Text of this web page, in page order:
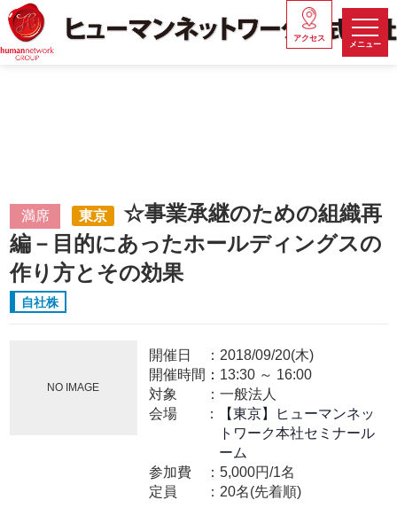
メニュー
アクセス
満席 東京
☆事業承継のための組織再
編－目的にあったホールディングスの
作り方とその効果
自社株
NO IMAGE
開催日
2018/09/20(木)
開催時間： 13:30～ 16:00
対象
一般法人
会場
【東京】ヒューマンネッ
トワーク本社セミナール
ーム
参加費
5,000円/1名
定員
20名(先着順)